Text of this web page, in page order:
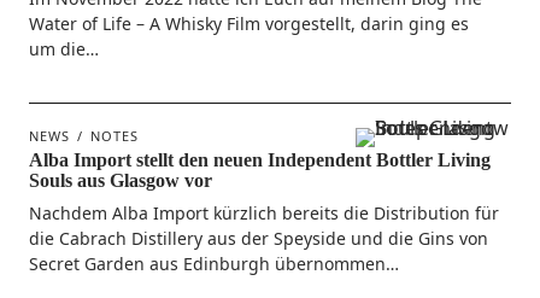
Water of Life – A Whis­ky Film vor­ge­stellt, dar­in ging es
um die…
NEWS NOTES
Alba Import stellt den neuen Independent Bottler Living
Souls aus Glasgow vor
Nach­dem Alba Import kürz­lich bereits die Dis­tri­bu­ti­on für
die Cabrach Distil­lery aus der Spey­si­de und die Gins von
Secret Gar­den aus Edin­burgh übernommen…